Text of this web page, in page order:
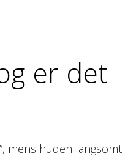
er det
mens huden langsomt